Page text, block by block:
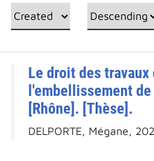
Le droit des
l'embellissement
[Rhône]. [Thèse].
DELPORTE, Mégane,